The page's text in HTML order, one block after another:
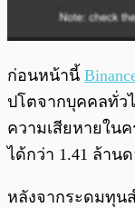
ก่อนหน้านี้
ปโตจากบุคคลทั่ว
ความเสียหายใน
ได้กว่า 1.41 ล้าน
หลังจากระดมทุน